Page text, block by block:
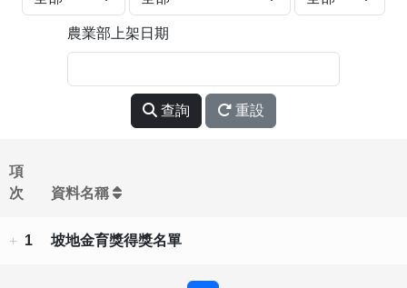
農業部上架日期
查詢 重設
項
次
資料名稱
1 坡地金育獎得獎名單